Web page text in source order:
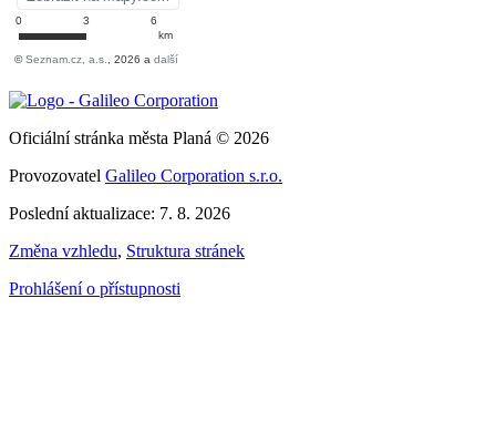
Oficiální stránka města Planá © 2026
Provozovatel Galileo Corporation s.r.o.
Poslední aktualizace: 7. 8. 2026
Změna vzhledu, Struktura stránek
Prohlášení o přístupnosti